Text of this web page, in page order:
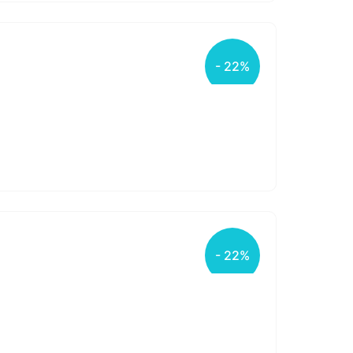
- 22%
- 22%